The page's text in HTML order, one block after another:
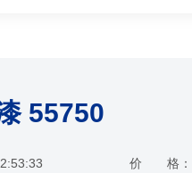
55750
价 格：